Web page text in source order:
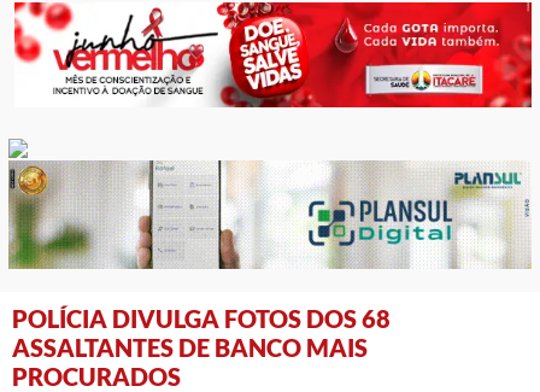
POLÍCIA DIVULGA FOTOS DOS 68
ASSALTANTES DE BANCO MAIS
PROCURADOS